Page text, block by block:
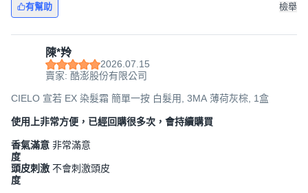
有幫助 檢舉
陳*羚
2026.07.15
賣家: 酷澎股份有限公司
CIELO 宣若 EX 染髮霜 簡單一按 白髮用, 3MA 薄荷灰棕, 1盒
使用上非常方便，已經回購很多次，會持續購買
香氣滿意
度
非常滿意
頭皮刺激
度
不會刺激頭皮